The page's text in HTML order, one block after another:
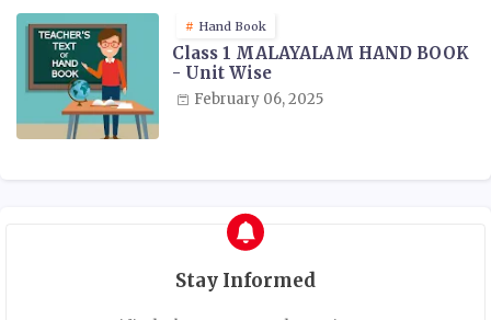
Hand Book
Class 1 MALAYALAM HAND BOOK
- Unit Wise
February 06, 2025
Stay Informed